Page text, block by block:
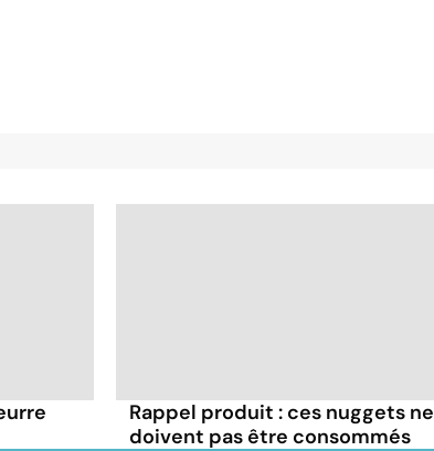
Rappel produit : ces nuggets ne
doivent pas être consommés